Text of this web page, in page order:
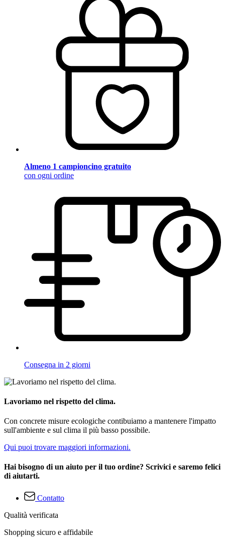
Almeno 1 campioncino gratuito
con ogni ordine
Consegna in 2 giorni
Lavoriamo nel rispetto del clima.
Con concrete misure ecologiche contibuiamo a mantenere l'impatto
sull'ambiente e sul clima il più basso possibile.
Qui puoi trovare maggiori informazioni.
Hai bisogno di un aiuto per il tuo ordine? Scrivici e saremo felici
di aiutarti.
Contatto
Qualità verificata
Shopping sicuro e affidabile